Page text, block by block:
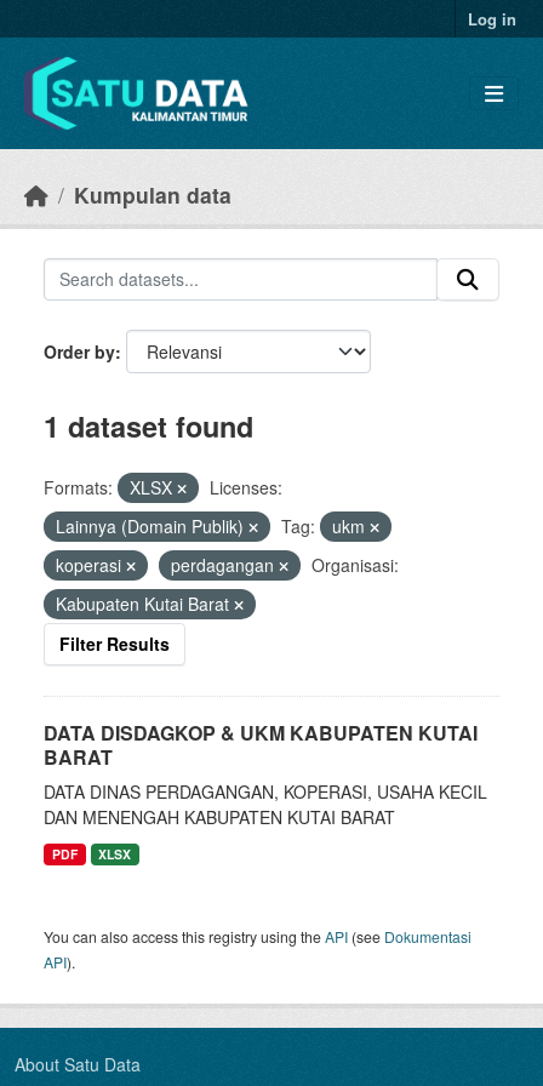
Log in
Kumpulan data
Order by
1 dataset found
Formats: XLSX
Licenses:
Lainnya (Domain Publik)
Tag:
ukm
koperasi
perdagangan
Organisasi:
Kabupaten Kutai Barat
Filter Results
DATA DISDAGKOP & UKM KABUPATEN KUTAI
BARAT
DATA DINAS PERDAGANGAN, KOPERASI, USAHA KECIL
DAN MENENGAH KABUPATEN KUTAI BARAT
PDF XLSX
You can also access this registry using theAPI (see Dokumentasi
API).
About Satu Data